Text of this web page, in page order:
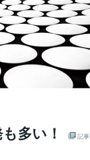
多い！ 記事